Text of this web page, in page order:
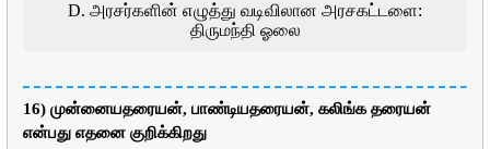
D. அரசர்களின் எழுத்து வடிவிலான அரசகட்டளை:
திருமந்தி ஓலை
16) முன்னையதரையன், பாண்டியதரையன், கலிங்க தரையன்
என்பது எதனை குறிக்கிறது